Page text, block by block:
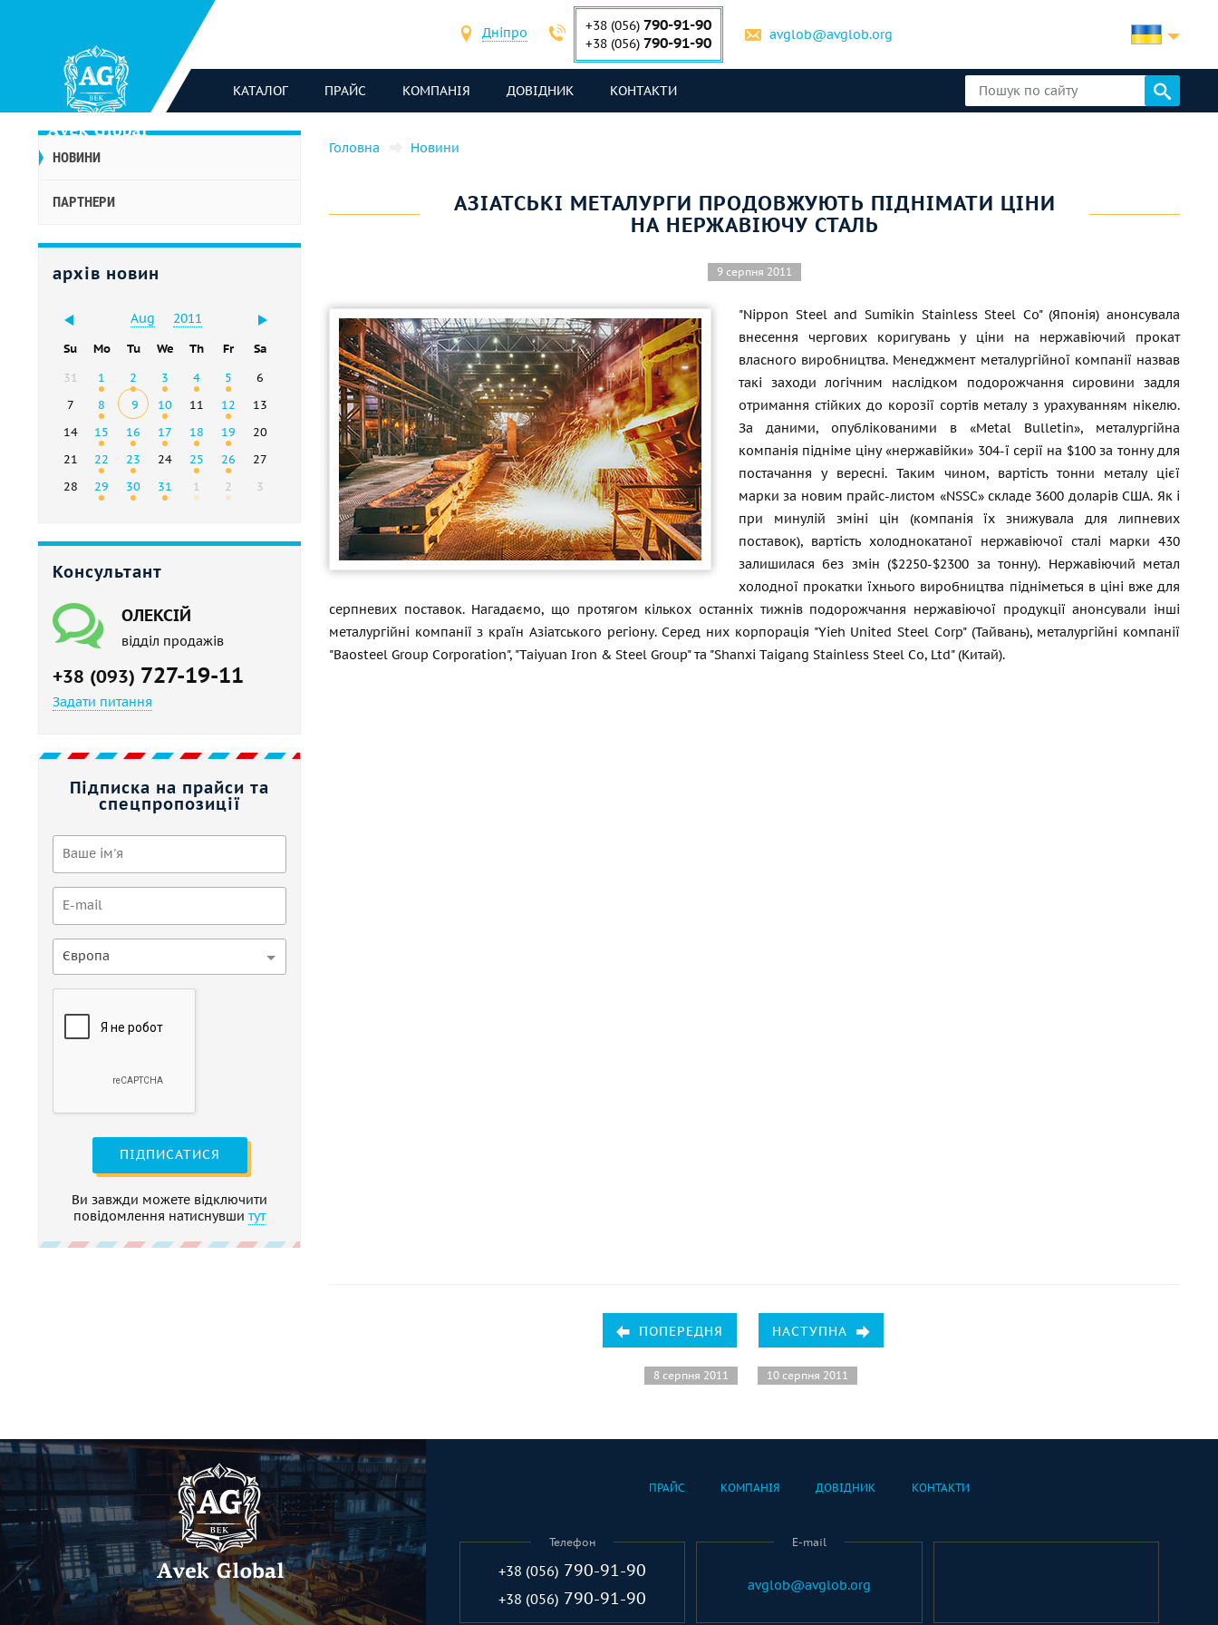
Дніпро +38 (056) 790-91-90
+38 (056) 790-91-90 avglob@avglob.org
КАТАЛОГ ПРАЙС КОМПАНІЯ ДОВІДНИК КОНТАКТИ
НОВИНИ
ПАРТНЕРИ
архів новин
Aug 2011
Su Mo Tu We Th Fr
Sa
31
1 2 3 4 5
6
7
8 9 10 11 12
13
14
15 16 17 18 19
20
21
22 23 24 25 26
27
28
29 30 31 1 2 3
Консультант
ОЛЕКСІЙ
відділ продажів
+38 (093) 727-19-11
Задати питання
Підписка на прайси та
спецпропозиції
Європа
ПІДПИСАТИСЯ
Ви завжди можете відключити
повідомлення натиснувши тут
Головна Новини
АЗІАТСЬКІ МЕТАЛУРГИ ПРОДОВЖУЮТЬ ПІДНІМАТИ ЦІНИ
НА НЕРЖАВІЮЧУ СТАЛЬ
9 серпня 2011
"Nippon Steel and Sumikin Stainless Steel Co" (Японія) анонсувала
внесення чергових коригувань у ціни на нержавіючий прокат
власного виробництва. Менеджмент металургійної компанії назвав
такі заходи логічним наслідком подорожчання сировини задля
отримання стійких до корозії сортів металу з урахуванням нікелю.
За даними, опублікованими в «Metal Bulletin», металургійна
компанія підніме ціну «нержавійки» 304-ї серії на $100 за тонну для
постачання у вересні. Таким чином, вартість тонни металу цієї
марки за новим прайс-листом «NSSC» складе 3600 доларів США. Як і
при минулій зміні цін (компанія їх знижувала для липневих
поставок), вартість холоднокатаної нержавіючої сталі марки 430
залишилася без змін ($2250-$2300 за тонну). Нержавіючий метал
холодної прокатки їхнього виробництва підніметься в ціні вже для
серпневих поставок. Нагадаємо, що протягом кількох останніх тижнів подорожчання нержавіючої продукції анонсували інші
металургійні компанії з країн Азіатського регіону. Серед них корпорація "Yieh United Steel Corp" (Тайвань), металургійні компанії
"Baosteel Group Corporation", "Taiyuan Iron & Steel Group" та "Shanxi Taigang Stainless Steel Co, Ltd" (Китай).
ПОПЕРЕДНЯ
8 серпня 2011
НАСТУПНА
10 серпня 2011
ПРАЙС КОМПАНІЯ ДОВІДНИК КОНТАКТИ
Телефон
+38 (056) 790-91-90
+38 (056) 790-91-90
E-mail
avglob@avglob.org